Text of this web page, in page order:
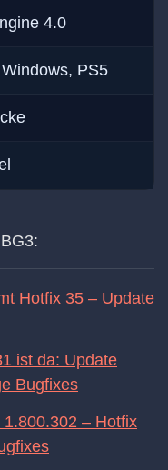
4.0
PS5
Hotfix 35 – Update
ist da: Update
Bugfixes
1.800.302 – Hotfix